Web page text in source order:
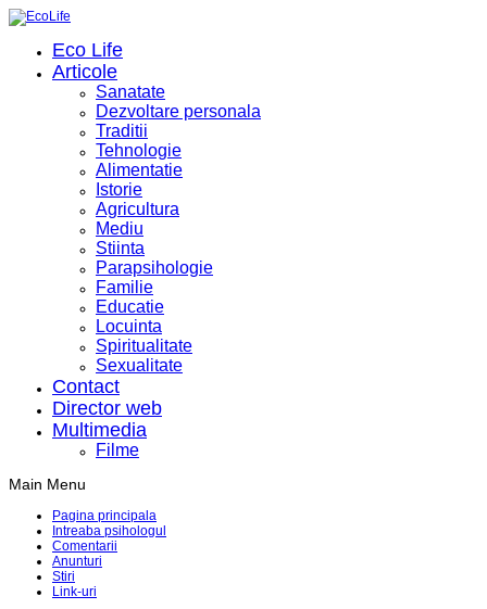
Eco Life
Articole
Sanatate
Dezvoltare personala
Traditii
Tehnologie
Alimentatie
Istorie
Agricultura
Mediu
Stiinta
Parapsihologie
Familie
Educatie
Locuinta
Spiritualitate
Sexualitate
Contact
Director web
Multimedia
Filme
Main Menu
Pagina principala
Intreaba psihologul
Comentarii
Anunturi
Stiri
Link-uri